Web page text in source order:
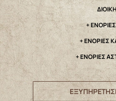
+
+ ΕΝΟΡΙΕΣ
+ ΕΝΟΡΙΕΣ